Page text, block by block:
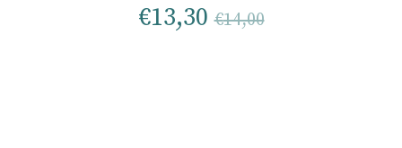
€13,30 €14,00